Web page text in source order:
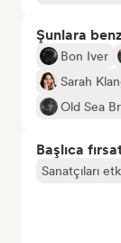
Şunlara
Bon Iver
Sarah
Old Sea
Başlıca
Sanatçıları